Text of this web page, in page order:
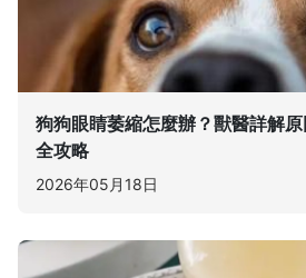
狗狗眼睛萎縮怎麼辦？獸醫詳解
全攻略
2026年05月18日